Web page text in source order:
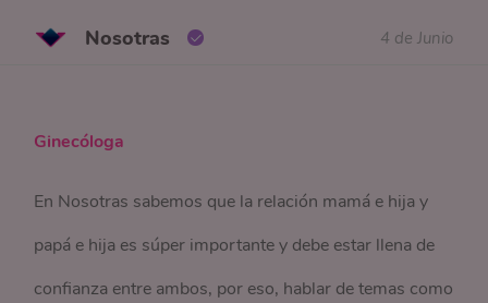
Nosotras 4 de Junio
Ginecóloga
En Nosotras sabemos que la relación mamá e hija y
papá e hija es súper importante y debe estar llena de
confianza entre ambos, por eso, hablar de temas como